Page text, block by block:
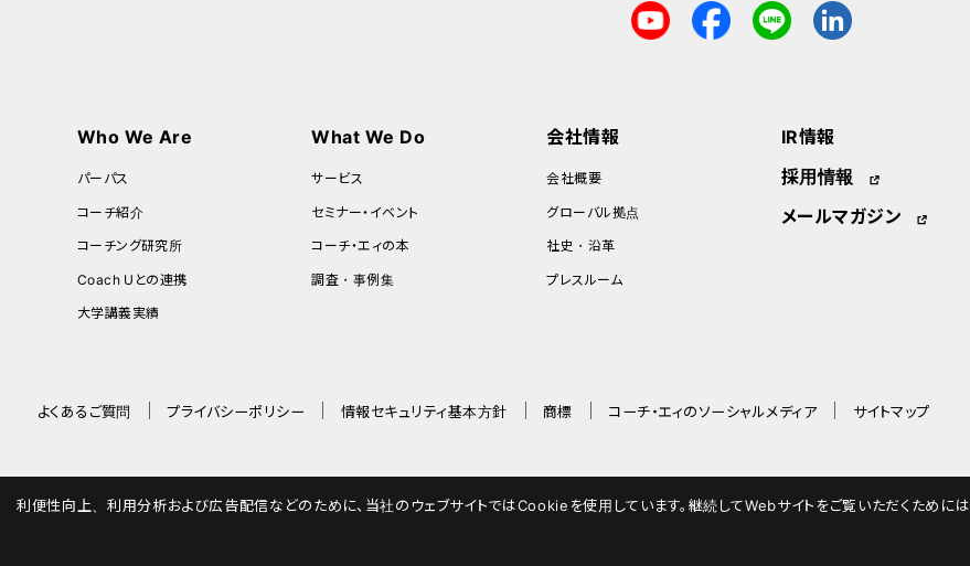
Who We Are
パーパス
コーチ紹介
コーチング研究所
Coach Uとの連携
大学講義実績
What We Do
サービス
セミナー・イベント
コーチ・エィの本
調査・事例集
会社情報
会社概要
グローバル拠点
社史・沿革
プレスルーム
IR情報
採用情報
メールマガジン
よくあるご質問 プライバシーポリシー 情報セキュリティ基本方針 商標 コーチ・エィのソーシャルメディア サイトマップ
利便性向上、利用分析および広告配信などのために、当社のウェブサイトではCookieを使用しています。継続してWebサイトをご覧いただくためには